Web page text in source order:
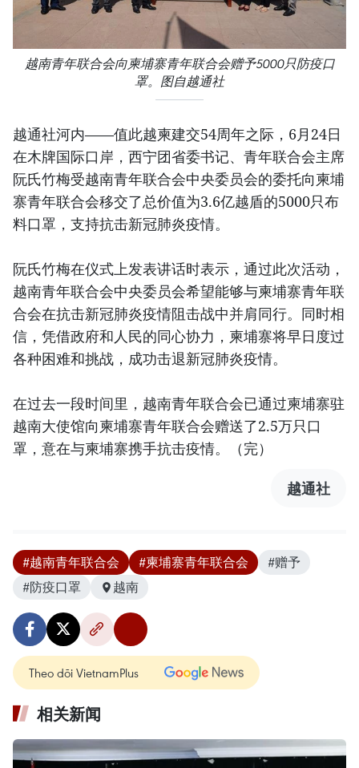
越南青年联合会向柬埔寨青年联合会赠予5000只防疫口
罩。图自越通社
越通社河内——值此越柬建交54周年之际，6月24日
在木牌国际口岸，西宁团省委书记、青年联合会主席
阮氏竹梅受越南青年联合会中央委员会的委托向柬埔
寨青年联合会移交了总价值为3.6亿越盾的5000只布
料口罩，支持抗击新冠肺炎疫情。
阮氏竹梅在仪式上发表讲话时表示，通过此次活动，
越南青年联合会中央委员会希望能够与柬埔寨青年联
合会在抗击新冠肺炎疫情阻击战中并肩同行。同时相
信，凭借政府和人民的同心协力，柬埔寨将早日度过
各种困难和挑战，成功击退新冠肺炎疫情。
在过去一段时间里，越南青年联合会已通过柬埔寨驻
越南大使馆向柬埔寨青年联合会赠送了2.5万只口
罩，意在与柬埔寨携手抗击疫情。（完）
越通社
#越南青年联合会 #柬埔寨青年联合会
#赠予
#防疫口罩
越南
Theo dõi VietnamPlus
相关新闻